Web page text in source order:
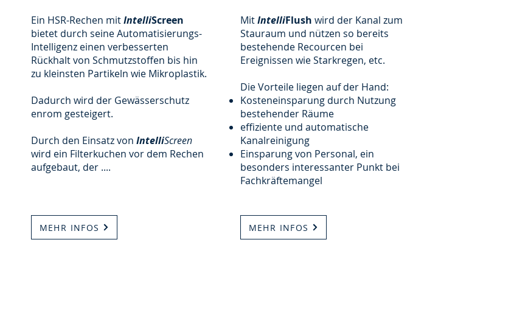
Ein HSR-Rechen mitIntelliScreen
bietet durch seine Automatisierungs-
Intelligenz einen verbesserten
Rückhalt von Schmutzstoffen bis hin
zu kleinsten Partikeln wie Mikroplastik.
Dadurch wird der Gewässerschutz
enrom gesteigert.
Durch den Einsatz von IntelliScreen
wird ein Filterkuchen vor dem Rechen
aufgebaut, der ....
MEHR INFOS
MitIntelliFlush wird der Kanal zum
Stauraum und nützen so bereits
bestehende Recourcen bei
Ereignissen wie Starkregen, etc.
Die Vorteile liegen auf der Hand:
Kosteneinsparung durch Nutzung
bestehender Räume
effiziente und automatische
Kanalreinigung
Einsparung von Personal, ein
besonders interessanter Punkt bei
Fachkräftemangel
MEHR INFOS